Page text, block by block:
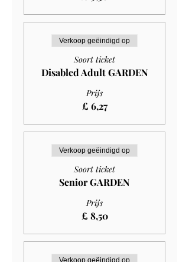
Verkoop geëindigd op
Soort ticket
Disabled Adult GARDEN
Prijs
£ 6,27
Verkoop geëindigd op
Soort ticket
Senior GARDEN
Prijs
£ 8,50
Verkoop geëindigd op